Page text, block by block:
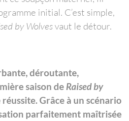
initial. C’est simple,
by Wolvesvaut le détour.
déroutante,
saison de Raised by
Grâce à un scénario
parfaitement maîtrisée